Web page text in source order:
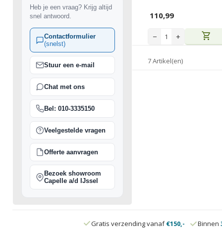
110,99
− + shopping_cart
7 Artikel(en)
Heb je een vraag? Krijg altijd
snel antwoord.
Contactformulier
(snelst)
Stuur een e-mail
Chat met ons
Bel: 010-3335150
Veelgestelde vragen
Offerte aanvragen
Bezoek showroom
Capelle a/d IJssel
Gratis verzending vanaf€150,- Binnen